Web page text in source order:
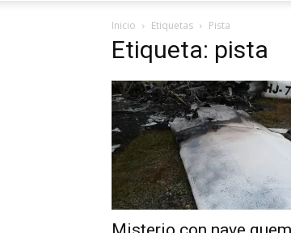
Inicio Etiquetas Pista
Etiqueta: pista